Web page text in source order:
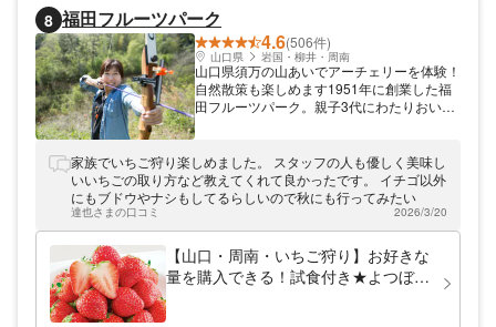
8 福田フルーツパーク
4.6(506件)
山口県 岩国・柳井・周南
山口県須万の山あいでアーチェリーを体験！
自然散策も楽しめます1951年に創業した福
田フルーツパーク。親子3代にわたりおいし
フィールド体験も開催中。アーチェリーで
は、農園に設置された12か所の的を巡るの
で、散策も楽しめます。アメリカンスタイル
のBBQ付きプランも好評です。ぜひご家族
やグループでお越しください。
家族でいちご狩り楽しめました。 スタッフの人も優しく美味し
いいちごの取り方など教えてくれて良かったです。 イチゴ以外
にもブドウやナシもしてるらしいので秋にも行ってみたい
達也さまの口コミ 2026/3/20
【山口・周南・いちご狩り】お好きな
量を購入できる！試食付き★よつぼし